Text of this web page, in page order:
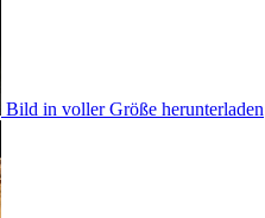
Bild in voller Größe herunterladen